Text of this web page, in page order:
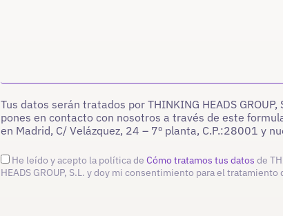
Tus datos serán tratados por THINKING HEADS
pones en contacto con nosotros a través de este
en Madrid, C/ Velázquez, 24 – 7º planta, C.P.:28001 y
He leído y acepto la política de Cómo tratamos tus datos de
HEADS GROUP, S.L. y doy mi consentimiento para el tratamiento